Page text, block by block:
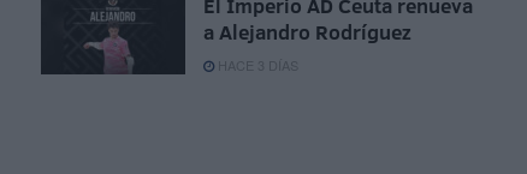
El Imperio AD Ceuta renueva
a Alejandro Rodríguez
HACE 3 DÍAS